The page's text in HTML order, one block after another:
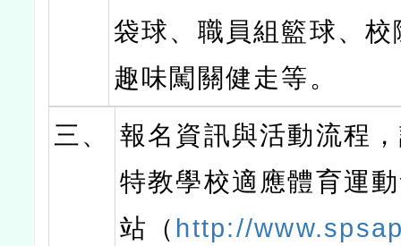
袋球、職員組籃球、
趣味闖關健走等。
三、
報名資訊與活動流程
特教學校適應體育運
站（ http://